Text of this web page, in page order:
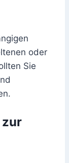
oder
Sie